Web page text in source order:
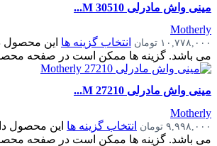
مینی واش مادرلی 30510 M...
Motherly
۱۰,۷۷۸,۰۰۰ تومان انتخاب گزینه ها این محصول
می باشد. گزینه ها ممکن است در صفحه
مینی واش مادرلی 27210 M...
Motherly
۹,۹۹۸,۰۰۰ تومان انتخاب گزینه ها این محصول
می باشد. گزینه ها ممکن است در صفحه